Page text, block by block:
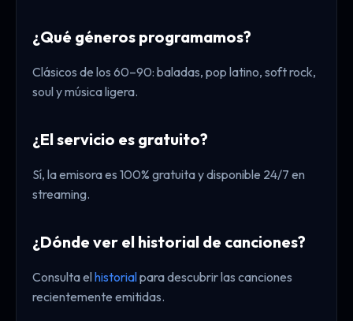
¿Qué géneros programamos?
Clásicos de los 60–90: baladas, pop latino, soft rock,
soul y música ligera.
¿El servicio es gratuito?
Sí, la emisora es 100% gratuita y disponible 24/7 en
streaming.
¿Dónde ver el historial de canciones?
Consulta elhistorialpara descubrir las canciones
recientemente emitidas.